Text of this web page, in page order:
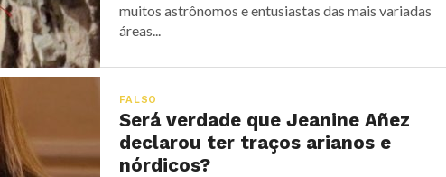
muitos astrônomos e entusiastas das mais variadas
áreas...
FALSO
Será verdade que Jeanine Añez
declarou ter traços arianos e
nórdicos?